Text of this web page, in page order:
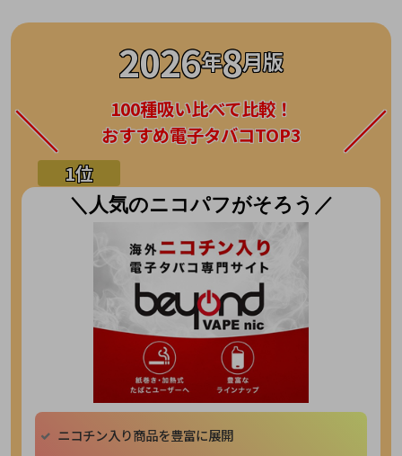
2026年8月版
100種吸い比べて比較！
おすすめ電子タバコTOP3
＼人気のニコパフがそろう／
ニコチン入り商品を豊富に展開